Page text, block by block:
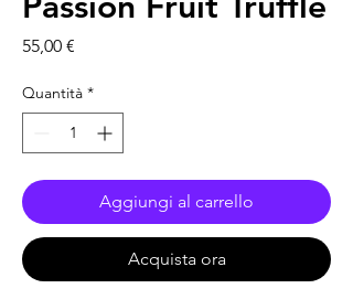
55,00 €
Quantità *
Aggiungi al carrello
Acquista ora